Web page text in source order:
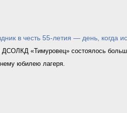
в честь 55‑летия — день, когда
«Тимуровец» состоялось
юбилею лагеря.